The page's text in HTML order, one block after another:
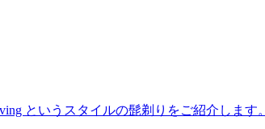
というスタイルの髭剃りをご紹介します。